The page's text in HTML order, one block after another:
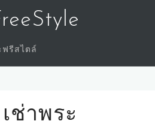
รีสไตล์
เช่าพระ